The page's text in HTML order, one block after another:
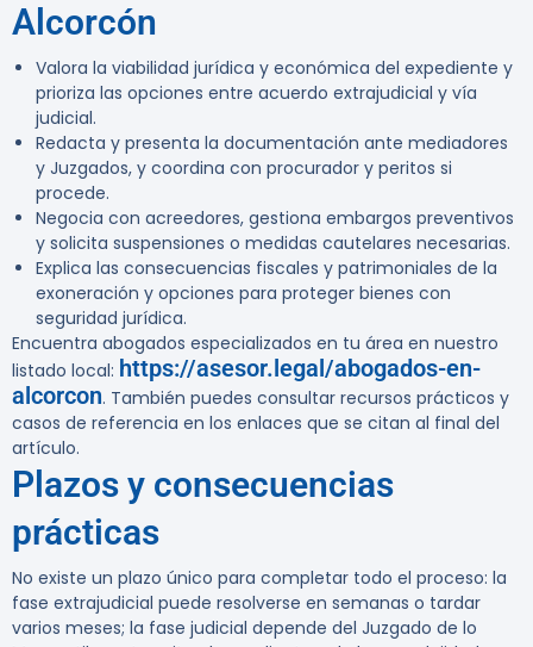
Alcorcón
Valora la viabilidad jurídica y económica del expediente y
prioriza las opciones entre acuerdo extrajudicial y vía
judicial.
Redacta y presenta la documentación ante mediadores
y Juzgados, y coordina con procurador y peritos si
procede.
Negocia con acreedores, gestiona embargos preventivos
y solicita suspensiones o medidas cautelares necesarias.
Explica las consecuencias fiscales y patrimoniales de la
exoneración y opciones para proteger bienes con
seguridad jurídica.
Encuentra abogados especializados en tu área en nuestro
listado local: https://asesor.legal/abogados-en-
alcorcon. También puedes consultar recursos prácticos y
casos de referencia en los enlaces que se citan al final del
artículo.
Plazos y consecuencias
prácticas
No existe un plazo único para completar todo el proceso: la
fase extrajudicial puede resolverse en semanas o tardar
varios meses; la fase judicial depende del Juzgado de lo